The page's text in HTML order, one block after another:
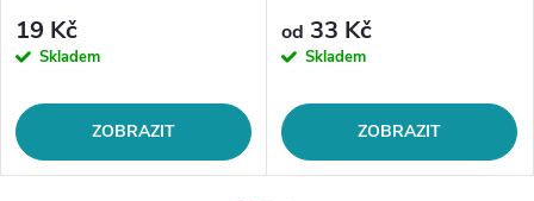
19 Kč
Skladem
ZOBRAZIT
od 33 Kč
Skladem
ZOBRAZIT